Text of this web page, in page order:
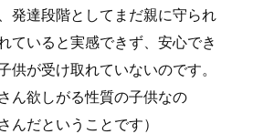
発達段階としてまだ親に守られ
ていると実感できず、安心でき
が受け取れていないのです。
ん欲しがる性質の子供なの
だということです）